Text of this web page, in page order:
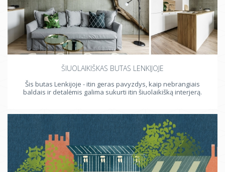
ŠIUOLAIKIŠKAS BUTAS LENKIJOJE
Šis butas Lenkijoje - itin geras pavyzdys, kaip nebrangiais
baldais ir detalėmis galima sukurti itin šiuolaikišką interjerą.